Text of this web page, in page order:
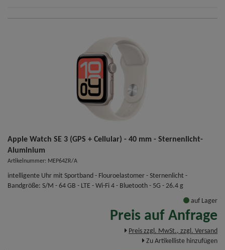
Apple Watch SE 3 (GPS + Cellular) - 40 mm - Sternenlicht-
Aluminium
Artikelnummer: MEP64ZR/A
intelligente Uhr mit Sportband - Flouroelastomer - Sternenlicht -
Bandgröße: S/M - 64 GB - LTE - Wi-Fi 4 - Bluetooth - 5G - 26.4 g
auf Lager
Preis auf Anfrage
Preis zzgl. MwSt., zzgl. Versand
Zu Artikelliste hinzufügen